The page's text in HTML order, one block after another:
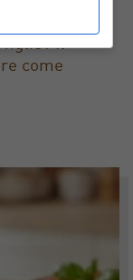
Il
come